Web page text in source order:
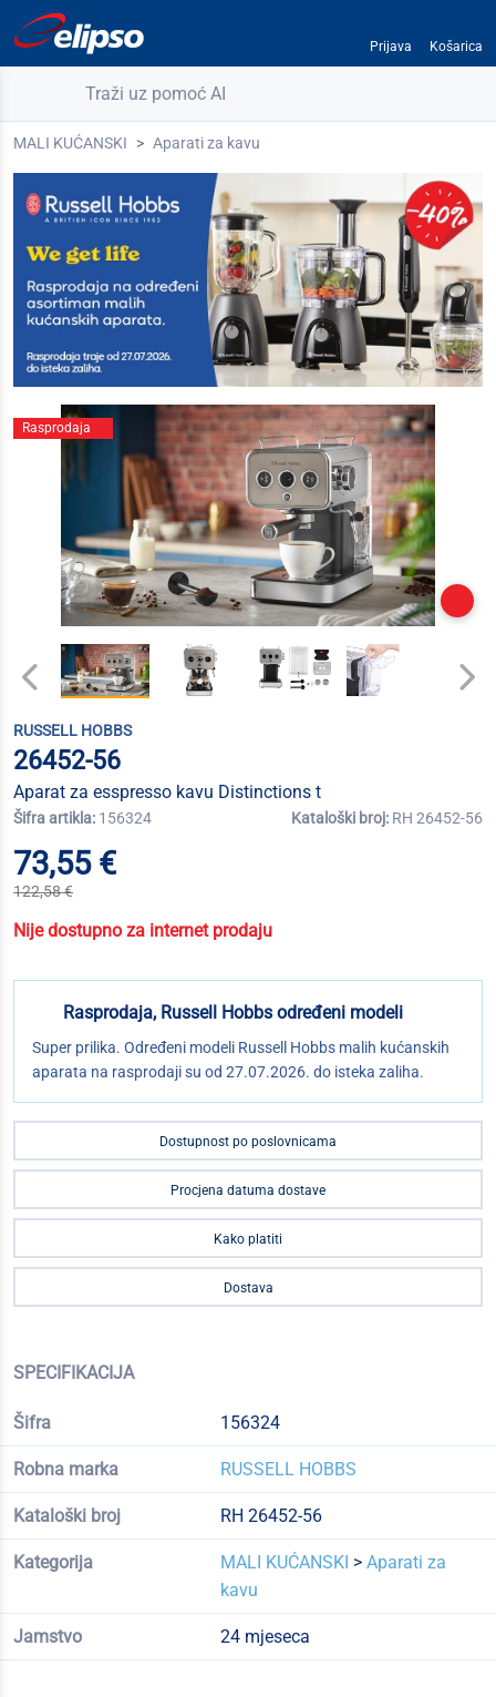
Prijava Košarica
Traži uz pomoć AI
MALI KUĆANSKI Aparati za kavu
Rasprodaja
RUSSELL HOBBS
26452-56
Aparat za esspresso kavu Distinctions t
Šifra artikla: 156324 Kataloški broj: RH 26452-56
73,55 €
122,58 €
Nije dostupno za internet prodaju
Rasprodaja, Russell Hobbs određeni modeli
Super prilika. Određeni modeli Russell Hobbs malih kućanskih
aparata na rasprodaji su od 27.07.2026. do isteka zaliha.
Dostupnost po poslovnicama
Procjena datuma dostave
Kako platiti
Dostava
SPECIFIKACIJA
Šifra 156324
Robna marka RUSSELL HOBBS
Kataloški broj RH 26452-56
Kategorija MALI KUĆANSKI > Aparati za
kavu
Jamstvo 24 mjeseca